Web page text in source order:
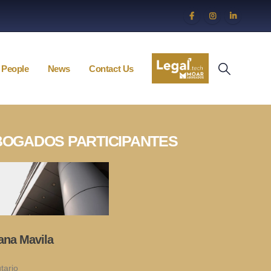
People News Contact Us
PARTICIPANTES
Mavila